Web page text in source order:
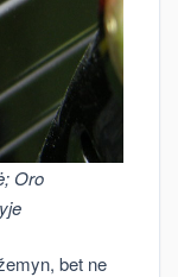
Oro
bet ne